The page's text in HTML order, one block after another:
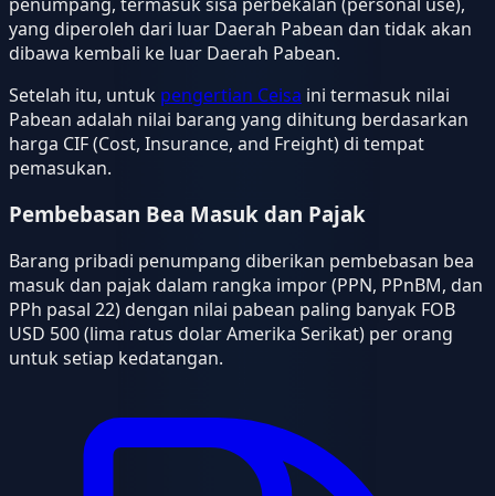
yang diperoleh dari luar Daerah Pabean dan tidak akan
dibawa kembali ke luar Daerah Pabean.
Setelah itu, untuk pengertian Ceisa ini termasuk nilai
Pabean adalah nilai barang yang dihitung berdasarkan
harga CIF (Cost, Insurance, and Freight) di tempat
pemasukan.
Pembebasan Bea Masuk dan Pajak
Barang pribadi penumpang diberikan pembebasan bea
masuk dan pajak dalam rangka impor (PPN, PPnBM, dan
PPh pasal 22) dengan nilai pabean paling banyak FOB
USD 500 (lima ratus dolar Amerika Serikat) per orang
untuk setiap kedatangan.